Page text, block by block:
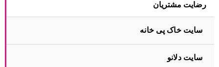
رضایت مشتریان
سایت خاک پی خانه
سایت دلانو